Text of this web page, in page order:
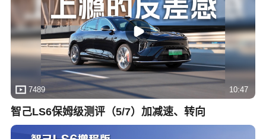
7489 10:47
智己LS6保姆级测评（5/7）加减速、转向